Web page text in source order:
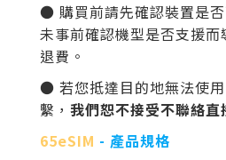
● 購買前請先確認裝置是
未事前確認機型是否支援
退費。
● 若您抵達目的地無法使
繫， 我們恕不接受不聯絡直
65eSIM - 產品規格